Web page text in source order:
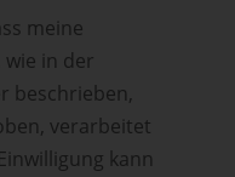
meine
in der
beschrieben,
verarbeitet
kann